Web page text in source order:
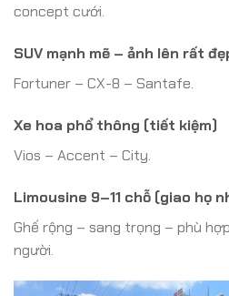
concept cưới.
SUV mạnh mẽ – ảnh lên rất
Fortuner – CX-8 – Santafe.
Xe hoa phổ thông (tiết kiệm)
Vios – Accent – City.
Limousine 9–11 chỗ (giao họ
Ghế rộng – sang trọng – phù
người.